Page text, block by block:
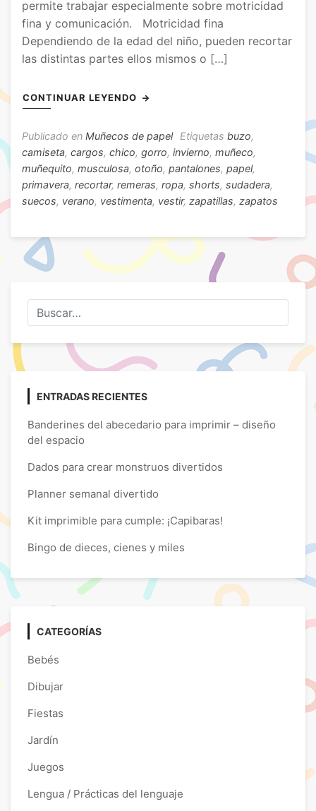
permite trabajar especialmente sobre motricidad
fina y comunicación. Motricidad fina
Dependiendo de la edad del niño, pueden recortar
las distintas partes ellos mismos o […]
CONTINUAR LEYENDO
Publicado en Muñecos de papel Etiquetas buzo,
camiseta, cargos, chico, gorro, invierno, muñeco,
muñequito, musculosa, otoño, pantalones, papel,
primavera, recortar, remeras, ropa, shorts, sudadera,
suecos, verano, vestimenta, vestir, zapatillas, zapatos
ENTRADAS RECIENTES
Banderines del abecedario para imprimir – diseño
del espacio
Dados para crear monstruos divertidos
Planner semanal divertido
Kit imprimible para cumple: ¡Capibaras!
Bingo de dieces, cienes y miles
CATEGORÍAS
Bebés
Dibujar
Fiestas
Jardín
Juegos
Lengua / Prácticas del lenguaje